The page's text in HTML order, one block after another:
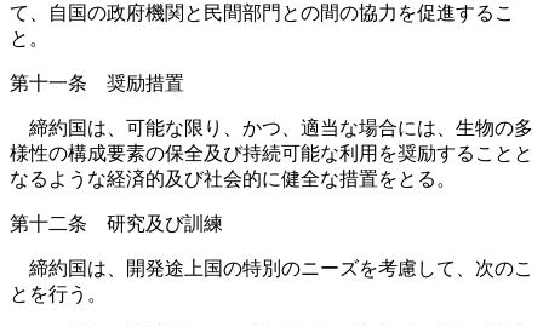
て、自国の政府機関と民間部門との間の協力を促進するこ
と。
第十一条 奨励措置
締約国は、可能な限り、かつ、適当な場合には、生物の多
様性の構成要素の保全及び持続可能な利用を奨励することと
なるような経済的及び社会的に健全な措置をとる。
第十二条 研究及び訓練
締約国は、開発途上国の特別のニーズを考慮して、次のこ
とを行う。